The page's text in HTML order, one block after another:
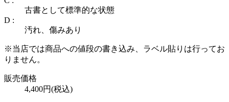
古書として標準的な状態
D :
汚れ、傷みあり
※当店では商品への値段の書き込み、ラベル貼りは行ってお
りません。
販売価格
4,400円(税込)